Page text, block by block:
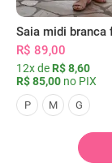
R$ 89,00
12x de R$ 8,60
R$ 85,00 no PIX
P M G